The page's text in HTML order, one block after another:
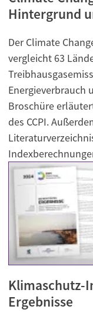
Hintergrund
Der Climate
vergleicht 63
Energieverbrauch
Broschüre
des CCPI.
Klimaschutz-
Ergebnisse